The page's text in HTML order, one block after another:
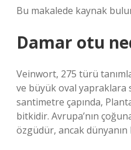
Bu makalede kaynak
Damar otu
Veinwort, 275 türü
ve büyük oval yapraklara
santimetre çapında,
bitkidir. Avrupa’nın
özgüdür, ancak